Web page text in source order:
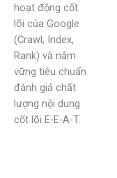
hoạt động cốt
lõi của Google
(Crawl, Index,
Rank) và nắm
vững tiêu chuẩn
đánh giá chất
lượng nội dung
cốt lõi E-E-A-T.